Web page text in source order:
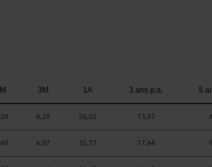
3M 1A 3 ans p.a. 5
6,28 26,02 13,87
6,87 35,73 17,64